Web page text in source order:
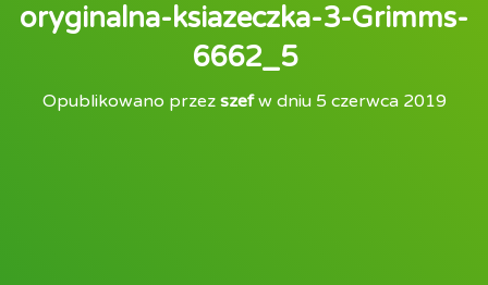
oryginalna-ksiazeczka-3-Grimms-
6662_5
Opublikowano przez szefw dniu 5 czerwca 2019